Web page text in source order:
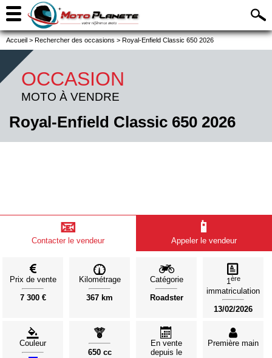
Accueil > Rechercher des occasions > Royal-Enfield Classic 650 2026
OCCASION
MOTO À VENDRE
Royal-Enfield Classic 650 2026
📧
Contacter le vendeur
📱
Appeler le vendeur
Prix de vente
7 300 €
Kilométrage
367 km
Catégorie
Roadster
1ère
immatriculation
13/02/2026
Couleur
650 cc
En vente
depuis le
Première main